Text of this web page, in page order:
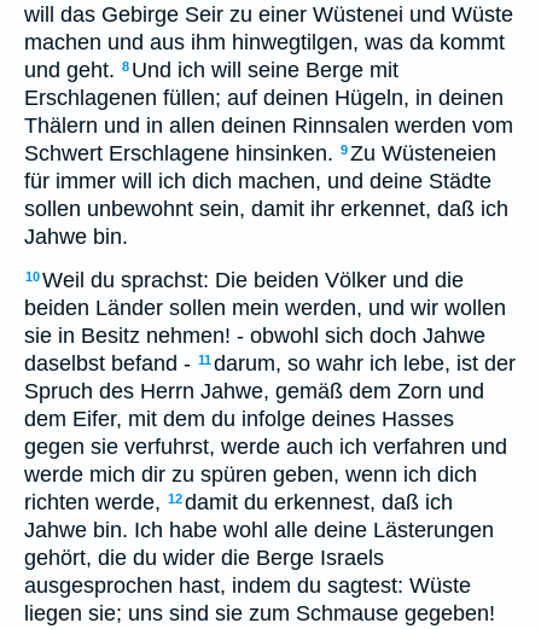
will das Gebirge Seir zu einer Wüstenei und Wüste
machen und aus ihm hinwegtilgen, was da kommt
und geht. 8 Und ich will seine Berge mit
Erschlagenen füllen; auf deinen Hügeln, in deinen
Thälern und in allen deinen Rinnsalen werden vom
Schwert Erschlagene hinsinken. 9Zu Wüsteneien
für immer will ich dich machen, und deine Städte
sollen unbewohnt sein, damit ihr erkennet, daß ich
Jahwe bin.
10Weil du sprachst: Die beiden Völker und die
beiden Länder sollen mein werden, und wir wollen
sie in Besitz nehmen! - obwohl sich doch Jahwe
daselbst befand - 11darum, so wahr ich lebe, ist der
Spruch des Herrn Jahwe, gemäß dem Zorn und
dem Eifer, mit dem du infolge deines Hasses
gegen sie verfuhrst, werde auch ich verfahren und
werde mich dir zu spüren geben, wenn ich dich
richten werde, 12damit du erkennest, daß ich
Jahwe bin. Ich habe wohl alle deine Lästerungen
gehört, die du wider die Berge Israels
ausgesprochen hast, indem du sagtest: Wüste
liegen sie; uns sind sie zum Schmause gegeben!